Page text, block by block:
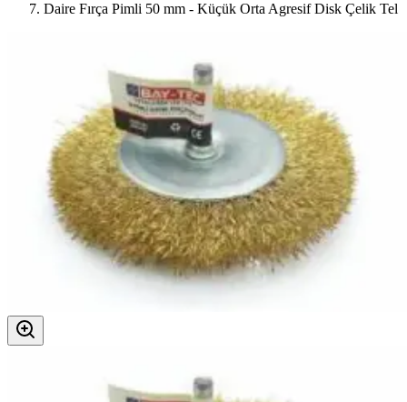
Daire Fırça Pimli 50 mm - Küçük Orta Agresif Disk Çelik Tel